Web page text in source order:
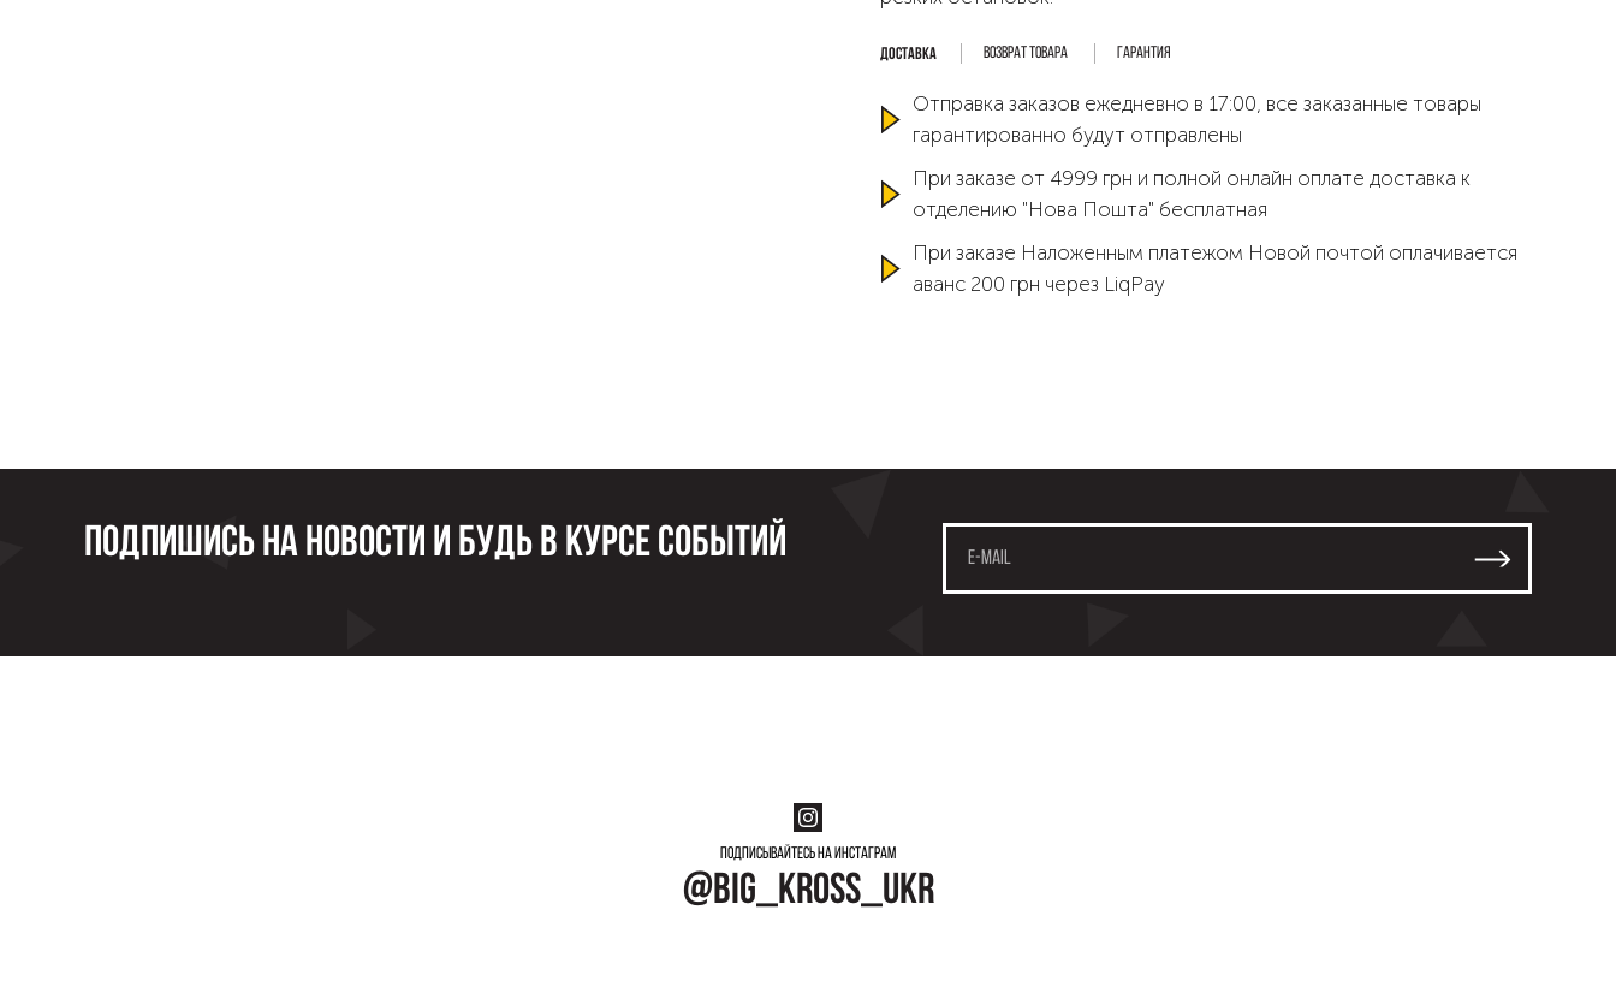
Возврат товара Гарантия
Отправка заказов ежедневно в 17:00, все заказанные товары
гарантированно будут отправлены
При заказе от 4999 грн и полной онлайн оплате доставка к
отделению "Нова Пошта" бесплатная
При заказе Наложенным платежом Новой почтой оплачивается
аванс 200 грн через LiqPay
Подпишись на новости и будь в курсе событий
Подписывайтесь на инстаграм
@big_kross_ukr